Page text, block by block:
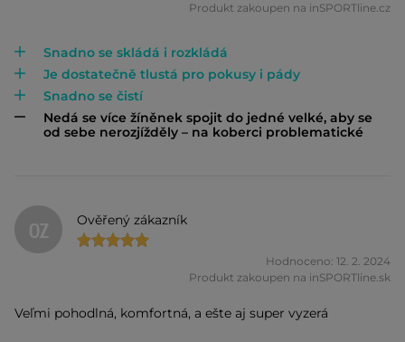
Produkt zakoupen na inSPORTline.cz
Snadno se skládá i rozkládá
Je dostatečně tlustá pro pokusy i pády
Snadno se čistí
Nedá se více žíněnek spojit do jedné velké, aby se
od sebe nerozjížděly – na koberci problematické
OZ Ověřený zákazník
Hodnoceno: 12. 2. 2024
Produkt zakoupen na inSPORTline.sk
Veľmi pohodlná, komfortná, a ešte aj super vyzerá